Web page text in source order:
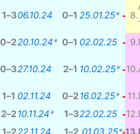
1–306.10.24 0–1 25.01.25* 8.
0–220.10.24* 0–1 02.02.25 9.
0–327.10.24 2–1 10.02.25* 10.
1–1 02.11.24 0–216.02.25* 11.
2–210.11.24* 1–322.02.25 12.
1–222.11.24 1–2 01.03.25* 13.